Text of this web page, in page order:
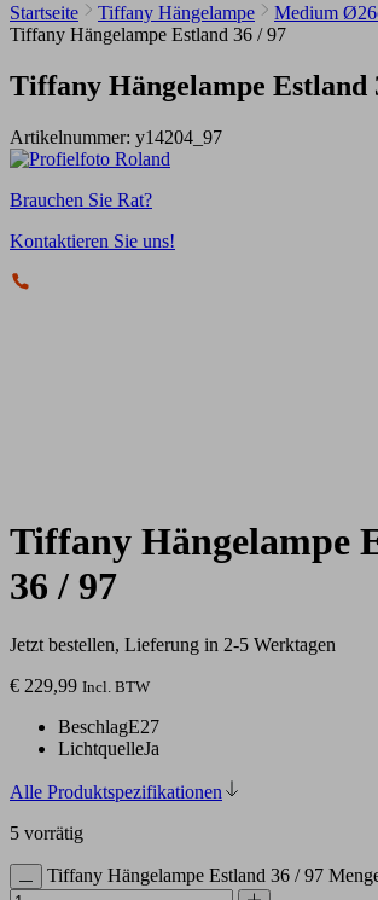
Startseite Tiffany Hängelampe
Medium
Tiffany Hängelampe Estland 36 / 97
Tiffany Hängelampe Estland
Artikelnummer: y14204_97
Brauchen Sie Rat?
Kontaktieren Sie uns!
Tiffany Hängelampe
36 / 97
Jetzt bestellen, Lieferung in 2-5 Werktagen
€ 229,99 Incl. BTW
BeschlagE27
LichtquelleJa
Alle Produktspezifikationen
5 vorrätig
Tiffany Hängelampe Estland 36 / 97